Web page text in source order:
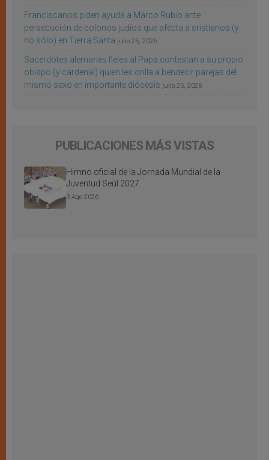
Franciscanos piden ayuda a Marco Rubio ante
persecución de colonos judíos que afecta a cristianos (y
no sólo) en Tierra Santa julio 25, 2026
Sacerdotes alemanes fieles al Papa contestan a su propio
obispo (y cardenal) quien les orilla a bendecir parejas del
mismo sexo en importante diócesis julio 25, 2026
PUBLICACIONES MÁS VISTAS
Himno oficial de la Jornada Mundial de la
Juventud Seúl 2027
3 Ago 2026